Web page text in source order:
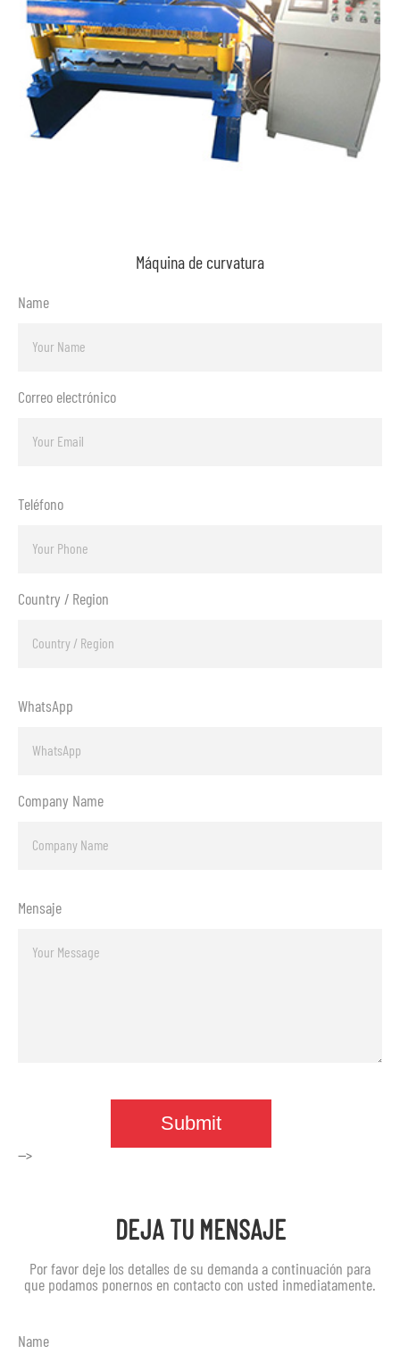
Máquina de curvatura
Name
Correo electrónico
Teléfono
Country / Region
WhatsApp
Company Name
Mensaje
-->
DEJA TU MENSAJE
Por favor deje los detalles de su demanda a continuación para
que podamos ponernos en contacto con usted inmediatamente.
Name